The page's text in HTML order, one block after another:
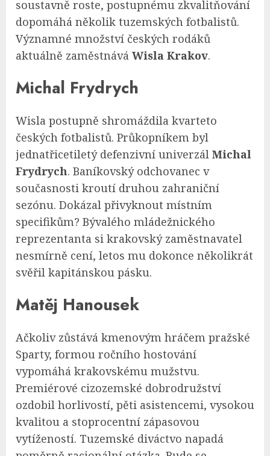
soustavně roste, postupnému zkvalitňování
dopomáhá několik tuzemských fotbalistů.
Významné množství českých rodáků
aktuálně zaměstnává Wisla Krakov.
Michal Frydrych
Wisla postupně shromáždila kvarteto
českých fotbalistů. Průkopníkem byl
jednatřicetiletý defenzivní univerzál Michal
Frydrych. Baníkovský odchovanec v
současnosti kroutí druhou zahraniční
sezónu. Dokázal přivyknout místním
specifikům? Bývalého mládežnického
reprezentanta si krakovský zaměstnavatel
nesmírně cení, letos mu dokonce několikrát
svěřil kapitánskou pásku.
Matěj Hanousek
Ačkoliv zůstává kmenovým hráčem pražské
Sparty, formou ročního hostování
vypomáhá krakovskému mužstvu.
Premiérové cizozemské dobrodružství
ozdobil horlivostí, pěti asistencemi, vysokou
kvalitou a stoprocentní zápasovou
vytížeností. Tuzemské diváctvo napadá